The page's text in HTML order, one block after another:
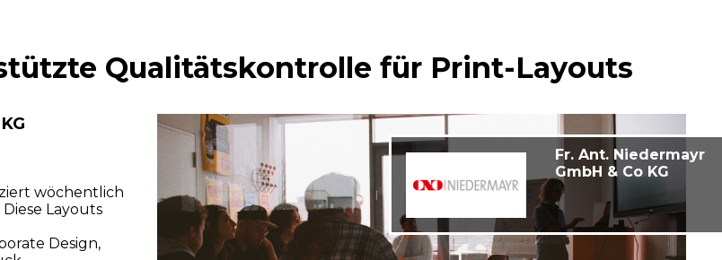
Qualitätskontrolle für Print-Layouts
Fr. Ant. Niedermayr
GmbH & Co KG
wöchentlich
Layouts
Design,